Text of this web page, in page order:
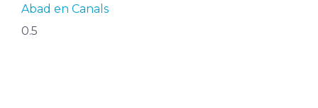
Abad en Canals